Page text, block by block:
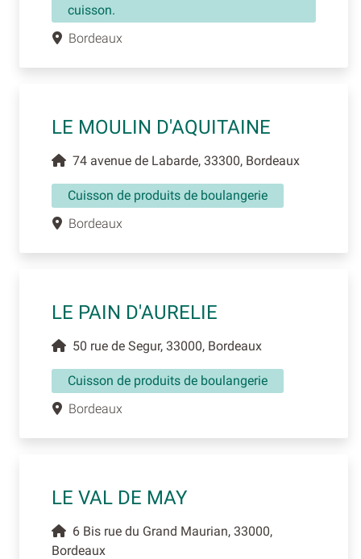
cuisson.
Bordeaux
LE MOULIN D'AQUITAINE
74 avenue de Labarde, 33300, Bordeaux
Cuisson de produits de boulangerie
Bordeaux
LE PAIN D'AURELIE
50 rue de Segur, 33000, Bordeaux
Cuisson de produits de boulangerie
Bordeaux
LE VAL DE MAY
6 Bis rue du Grand Maurian, 33000,
Bordeaux